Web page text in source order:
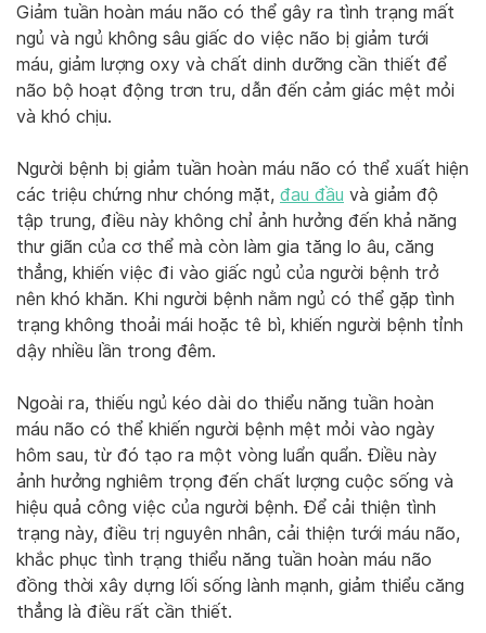
Giảm tuần hoàn máu não có thể gây ra tình trạng mất
ngủ và ngủ không sâu giấc do việc não bị giảm tưới
máu, giảm lượng oxy và chất dinh dưỡng cần thiết để
não bộ hoạt động trơn tru, dẫn đến cảm giác mệt mỏi
và khó chịu.
Người bệnh bị giảm tuần hoàn máu não có thể xuất hiện
các triệu chứng như chóng mặt, đau đầu và giảm độ
tập trung, điều này không chỉ ảnh hưởng đến khả năng
thư giãn của cơ thể mà còn làm gia tăng lo âu, căng
thẳng, khiến việc đi vào giấc ngủ của người bệnh trở
nên khó khăn. Khi người bệnh nằm ngủ có thể gặp tình
trạng không thoải mái hoặc tê bì, khiến người bệnh tỉnh
dậy nhiều lần trong đêm.
Ngoài ra, thiếu ngủ kéo dài do thiểu năng tuần hoàn
máu não có thể khiến người bệnh mệt mỏi vào ngày
hôm sau, từ đó tạo ra một vòng luẩn quẩn. Điều này
ảnh hưởng nghiêm trọng đến chất lượng cuộc sống và
hiệu quả công việc của người bệnh. Để cải thiện tình
trạng này, điều trị nguyên nhân, cải thiện tưới máu não,
khắc phục tình trạng thiểu năng tuần hoàn máu não
đồng thời xây dựng lối sống lành mạnh, giảm thiểu căng
thẳng là điều rất cần thiết.